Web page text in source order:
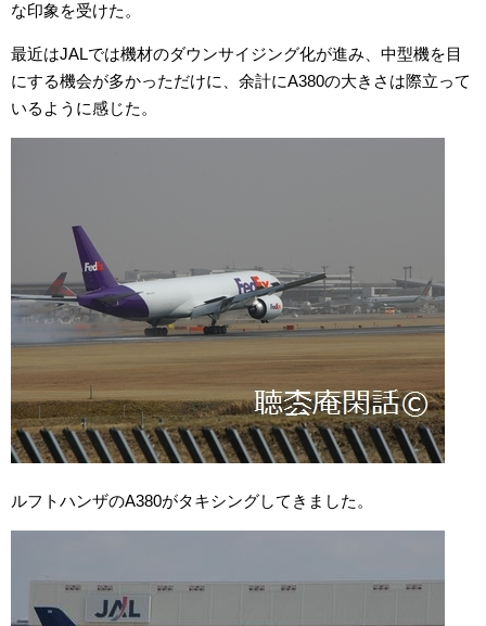
な印象を受けた。
最近はJALでは機材のダウンサイジング化が進み、中型機を目
にする機会が多かっただけに、余計にA380の大きさは際立って
いるように感じた。
ルフトハンザのA380がタキシングしてきました。